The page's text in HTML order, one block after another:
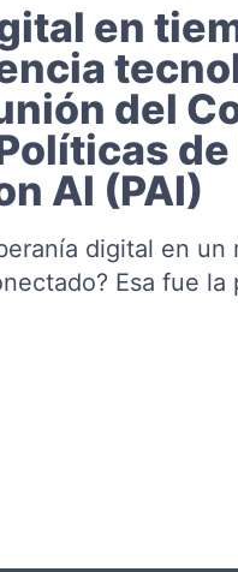
en
del
de
AI (PAI)
digital en un
Esa fue la